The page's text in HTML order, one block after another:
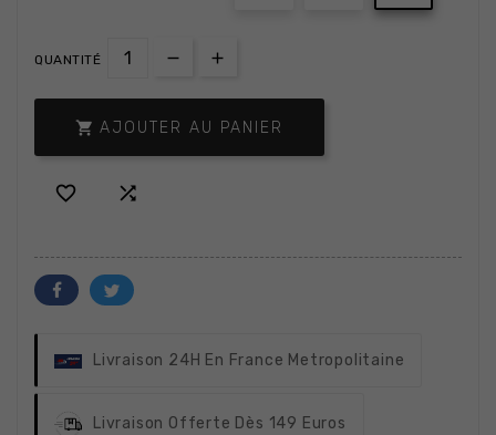
QUANTITÉ
 AJOUTER AU PANIER
 
Livraison 24H En France Metropolitaine
Livraison Offerte Dès 149 Euros